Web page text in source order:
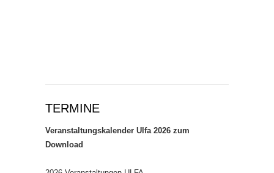
TERMINE
Veranstaltungskalender Ulfa 2026 zum
Download